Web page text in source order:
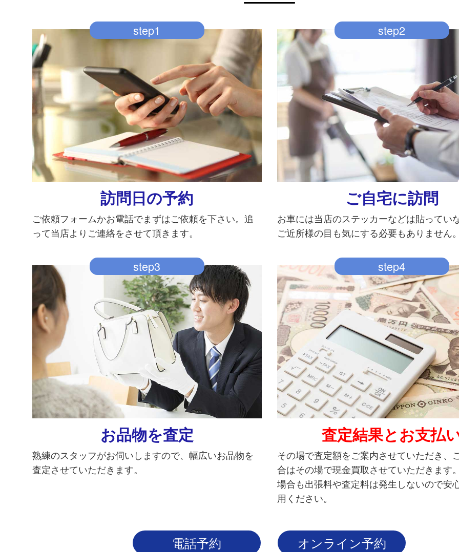
step1
訪問日の予約
ご依頼フォームかお電話でまずはご依頼を下さい。追
って当店よりご連絡をさせて頂きます。
step2
ご自宅に訪問
お車には当店のステッカーなどは貼ってい
ご近所様の目も気にする必要もありません
step3
お品物を査定
熟練のスタッフがお伺いしますので、幅広いお品物を
査定させていただきます。
step4
査定結果とお支払
その場で査定額をご案内させていただき、
合はその場で現金買取させていただきます
場合も出張料や査定料は発生しないので安
用ください。
電話予約 オンライン予約